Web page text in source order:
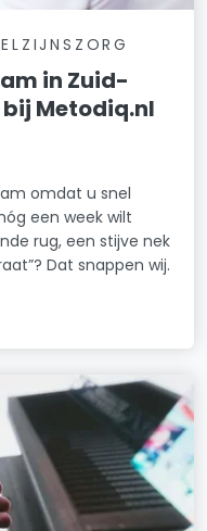
in Zuid-
Metodiq.nl
omdat u snel
een week wilt
rug, een stijve nek
Dat snappen wij.